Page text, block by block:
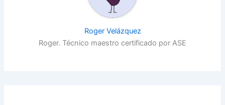
Roger Velázquez
Roger. Técnico maestro certificado por ASE